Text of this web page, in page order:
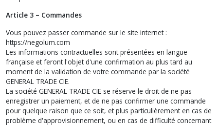
Article 3 – Commandes
Vous pouvez passer commande sur le site internet :
https://negolum.com
Les informations contractuelles sont présentées en langue
française et feront l'objet d'une confirmation au plus tard au
moment de la validation de votre commande par la société
GENERAL TRADE CIE.
La société GENERAL TRADE CIE se réserve le droit de ne pas
enregistrer un paiement, et de ne pas confirmer une commande
pour quelque raison que ce soit, et plus particulièrement en cas de
problème d'approvisionnement, ou en cas de difficulté concernant